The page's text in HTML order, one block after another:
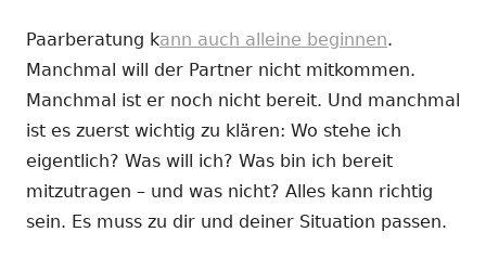
Paarberatung kann auch alleine beginnen.
Manchmal will der Partner nicht mitkommen.
Manchmal ist er noch nicht bereit. Und manchmal
ist es zuerst wichtig zu klären: Wo stehe ich
eigentlich? Was will ich? Was bin ich bereit
mitzutragen – und was nicht? Alles kann richtig
sein. Es muss zu dir und deiner Situation passen.